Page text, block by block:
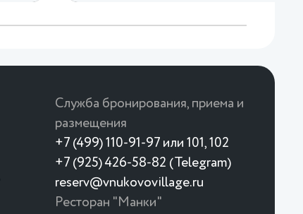
Служба бронирования, приема и
размещения
+7 (499) 110-91-97 или 101, 102
+7 (925) 426-58-82 (Telegram)
reserv@vnukovovillage.ru
Ресторан "Манки"